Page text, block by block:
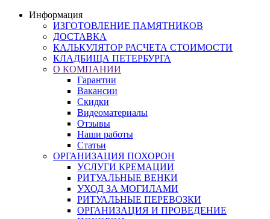
Информация
ИЗГОТОВЛЕНИЕ ПАМЯТНИКОВ
ДОСТАВКА
КАЛЬКУЛЯТОР РАСЧЕТА СТОИМОСТИ
КЛАДБИЩА ПЕТЕРБУРГА
О КОМПАНИИ
Гарантии
Вакансии
Скидки
Видеоматериалы
Отзывы
Наши работы
Статьи
ОРГАНИЗАЦИЯ ПОХОРОН
УСЛУГИ КРЕМАЦИИ
РИТУАЛЬНЫЕ ВЕНКИ
УХОД ЗА МОГИЛАМИ
РИТУАЛЬНЫЕ ПЕРЕВОЗКИ
ОРГАНИЗАЦИЯ И ПРОВЕДЕНИЕ